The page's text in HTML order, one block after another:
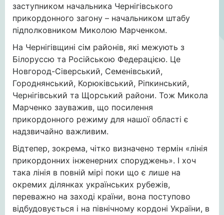
заступником начальника Чернігівського
прикордонного загону – начальником штабу
підполковником Миколою Марченком.
На Чернігівщині сім районів, які межують з
Білоруссю та Російською Федерацією. Це
Новгород-Сіверський, Семенівський,
Городнянський, Корюківський, Ріпкинський,
Чернігівський та Щорський райони. Тож Микола
Марченко зауважив, що посилення
прикордонного режиму для нашої області є
надзвичайно важливим.
Відтепер, зокрема, чітко визначено термін «лінія
прикордонних інженерних споруджень». І хоч
така лінія в повній мірі поки що є лише на
окремих ділянках українських рубежів,
переважно на заході країни, вона поступово
відбудовується і на північному кордоні України, в